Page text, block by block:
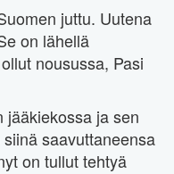
juttu. Uutena
on lähellä
nousussa, Pasi
jääkiekossa ja sen
saavuttaneensa
on tullut tehtyä